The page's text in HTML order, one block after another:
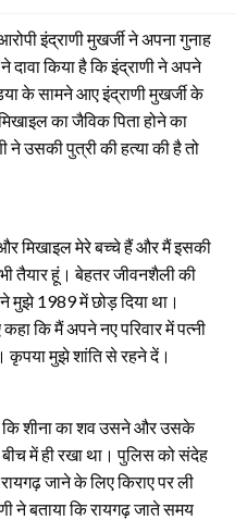
इंद्राणी मुखर्जी ने अपना गुनाह
किया है कि इंद्राणी ने अपने
के सामने आए इंद्राणी मुखर्जी के
का जैविक पिता होने का
ने उसकी पुत्री की हत्या की है तो
और मिखाइल मेरे बच्चे हैं और मैं इसकी
तैयार हूं। बेहतर जीवनशैली की
मुझे 1989 में छोड़ दिया था।
कि मैं अपने नए परिवार में पत्नी
मुझे शांति से रहने दें।
कि शीना का शव उसने और उसके
में ही रखा था। पुलिस को संदेह
जाने के लिए किराए पर ली
ने बताया कि रायगढ़ जाते समय